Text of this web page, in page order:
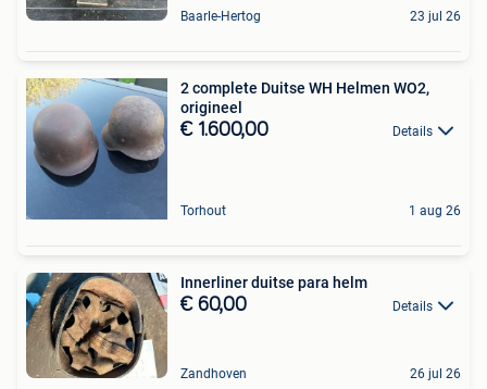
Baarle-Hertog 23 jul 26
2 complete Duitse WH Helmen WO2,
origineel
€ 1.600,00 Details
Torhout 1 aug 26
Innerliner duitse para helm
€ 60,00 Details
Zandhoven 26 jul 26